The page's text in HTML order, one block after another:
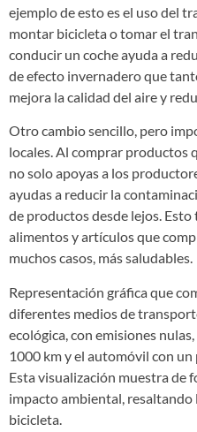
ejemplo de esto es el uso del
montar bicicleta o tomar el
conducir un coche ayuda a
de efecto invernadero que
mejora la calidad del aire y
Otro cambio sencillo, pero
locales. Al comprar productos
no solo apoyas a los
ayudas a reducir la
de productos desde lejos.
alimentos y artículos que
muchos casos, más saludables.
Representación gráfica que
diferentes medios de
ecológica, con emisiones
1000 km y el automóvil con un
Esta visualización muestra de
impacto ambiental, resaltando
bicicleta.